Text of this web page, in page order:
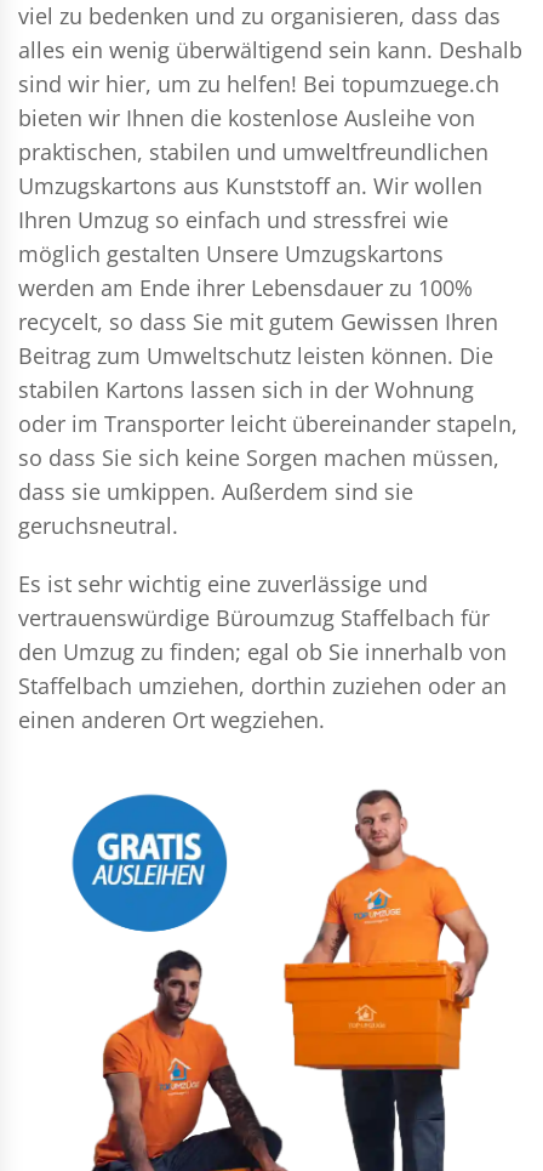
viel zu bedenken und zu organisieren, dass das
alles ein wenig überwältigend sein kann. Deshalb
sind wir hier, um zu helfen! Bei topumzuege.ch
bieten wir Ihnen die kostenlose Ausleihe von
praktischen, stabilen und umweltfreundlichen
Umzugskartons aus Kunststoff an. Wir wollen
Ihren Umzug so einfach und stressfrei wie
möglich gestalten Unsere Umzugskartons
werden am Ende ihrer Lebensdauer zu 100%
recycelt, so dass Sie mit gutem Gewissen Ihren
Beitrag zum Umweltschutz leisten können. Die
stabilen Kartons lassen sich in der Wohnung
oder im Transporter leicht übereinander stapeln,
so dass Sie sich keine Sorgen machen müssen,
dass sie umkippen. Außerdem sind sie
geruchsneutral.
Es ist sehr wichtig eine zuverlässige und
vertrauenswürdige Büroumzug Staffelbach für
den Umzug zu finden; egal ob Sie innerhalb von
Staffelbach umziehen, dorthin zuziehen oder an
einen anderen Ort wegziehen.